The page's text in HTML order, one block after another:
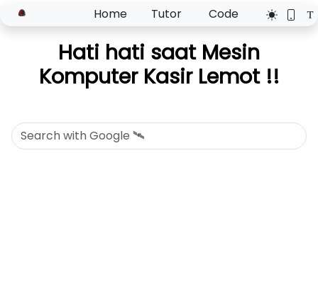
Home Tutor Code
Hati hati saat Mesin
Komputer Kasir Lemot !!